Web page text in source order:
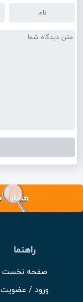
راهنما
صفحه نخست
ورود / عضویت